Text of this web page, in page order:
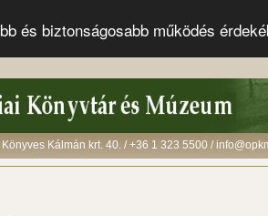
és biztonságosabb működés
Kálmán krt. 40. / +36 1 323 5500 /